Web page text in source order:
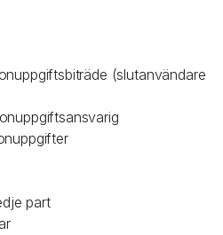
(slutanvändare
part